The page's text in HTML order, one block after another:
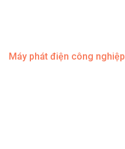
Máy phát điện công nghiệp